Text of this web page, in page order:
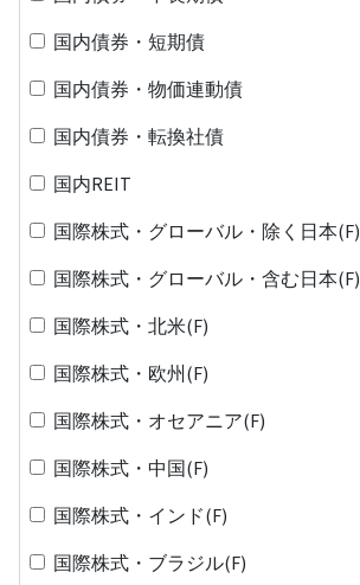
国内債券・短期債
国内債券・物価連動債
国内債券・転換社債
国内REIT
国際株式・グローバル・除く日本(F)
国際株式・グローバル・含む日本(F)
国際株式・北米(F)
国際株式・欧州(F)
国際株式・オセアニア(F)
国際株式・中国(F)
国際株式・インド(F)
国際株式・ブラジル(F)